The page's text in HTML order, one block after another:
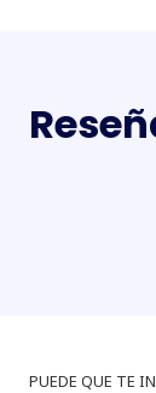
PUEDE QUE TE